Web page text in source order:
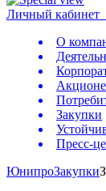
Личный кабинет
О
Закупки
Пресс-
ЮнипроЗакупки